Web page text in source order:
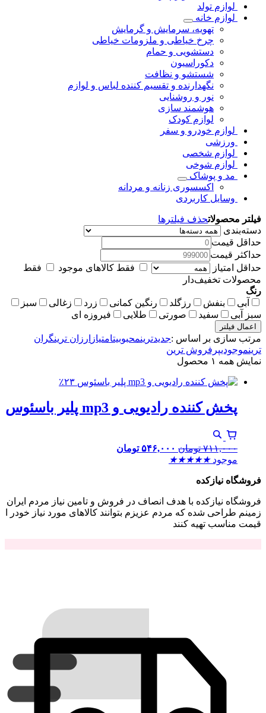
لوازم تولد
لوازم خانه
تهویه، سرمایش و گرمایش
چرخ خیاطی و ملزومات خیاطی
دستشویی و حمام
دکوراسیون
شستشو و نظافت
نگهدارنده و تقسیم کننده لباس و لوازم
نور و روشنایی
هوشمند سازی
لوازم کودک
لوازم خودرو و سفر
ورزشی
لوازم شخصی
لوازم شوخی
مد و پوشاک
اکسسوری زنانه و مردانه
وسایل کاربردی
فیلتر محصولاتحذف فیلترها
دسته‌بندی
حداقل قیمت
حداکثر قیمت
حداقل امتیاز
فقط کالاهای موجود
فقط
محصولات تخفیف‌دار
رنگ
آبی
بنفش رزگلد رنگین کمانی زرد زغالی
سبز
سبز آبی
سفید صورتی طلایی فیروزه ای
اعمال فیلتر
مرتب سازی بر اساس :جدیدترینمحبوبیتامتیاز ارزان ترینگران
ترینموجودیپرفروش ترین
نمایش همه ۱ محصول
٪۲۳
پخش کننده رادیویی و mp3 پلیر باسئوس
۷۱۱,۰۰۰ تومان ۵۴۶,۰۰۰ تومان
موجود ★
★
★
★
★
فروشگاه نیازکده
فروشگاه نیازکده با هدف انصاف در فروش و تامین نیاز مردم ایران
زمینم طراحی شده که مردم عزیزم بتوانند کالاهای مورد نیاز خودر ا
قیمت مناسب تهیه کنند